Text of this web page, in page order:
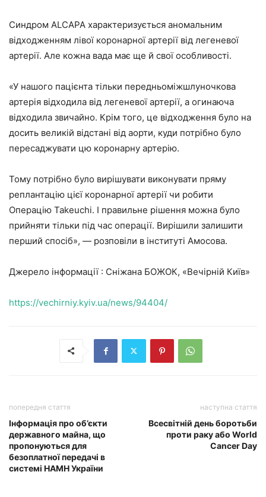
Синдром ALCAPA характеризується аномальним
відходженням лівої коронарної артерії від легеневої
артерії. Але кожна вада має ще й свої особливості.
«У нашого пацієнта тільки передньоміжшлуночкова
артерія відходила від легеневої артерії, а огинаюча
відходила звичайно. Крім того, це відходження було на
досить великій відстані від аорти, куди потрібно було
пересаджувати цю коронарну артерію.
Тому потрібно було вирішувати виконувати пряму
реплантацію цієї коронарної артерії чи робити
Операцію Takeuchi. І правильне рішення можна було
прийняти тільки під час операції. Вирішили залишити
перший спосіб», — розповіли в інституті Амосова.
Джерело інформації : Сніжана БОЖОК, «Вечірній Київ»
https://vechirniy.kyiv.ua/news/94404/
попередня стаття
Інформація про об’єкти
державного майна, що
пропонуються для
безоплатної передачі в
системі НАМН України
наступна стаття
Всесвітній день боротьби
проти раку або World
Cancer Day